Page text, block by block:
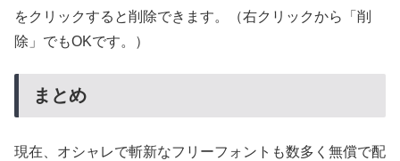
をクリックすると削除できます。（右クリックから「削
除」でもOKです。）
まとめ
現在、オシャレで斬新なフリーフォントも数多く無償で配